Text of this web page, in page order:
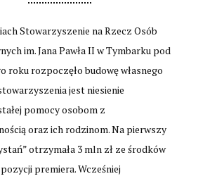
Stowarzyszenie na Rzecz Osób
im. Jana Pawła II w Tymbarku pod
roku rozpoczęło budowę własnego
jest niesienie
pomocy osobom z
oraz ich rodzinom. Na pierwszy
otrzymała 3 mln zł ze środków
premiera. Wcześniej